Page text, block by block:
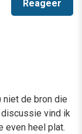
niet de bron die
vind ik
even heel plat.